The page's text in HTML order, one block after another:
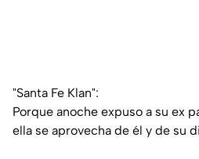
"Santa Fe Klan":
Porque anoche expuso a su ex
ella se aprovecha de él y de su